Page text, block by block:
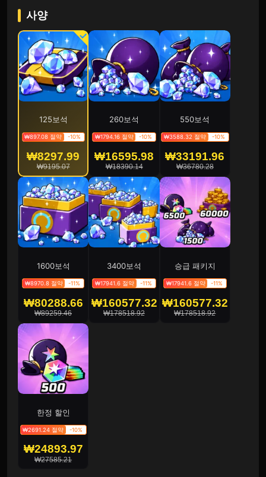
사양
125보석
₩897.08 절약 -10%
₩8297.99
₩9195.07
260보석
₩1794.16 절약 -10%
₩16595.98
₩18390.14
550보석
₩3588.32 절약 -10%
₩33191.96
₩36780.28
1600보석
₩8970.8 절약 -11%
₩80288.66
₩89259.46
3400보석
₩17941.6 절약 -11%
₩160577.32
₩178518.92
승급 패키지
₩17941.6 절약 -11%
₩160577.32
₩178518.92
한정 할인
₩2691.24 절약 -10%
₩24893.97
₩27585.21